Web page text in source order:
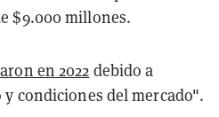
$9.000 millones.
en 2022 debido a
condiciones del mercado".